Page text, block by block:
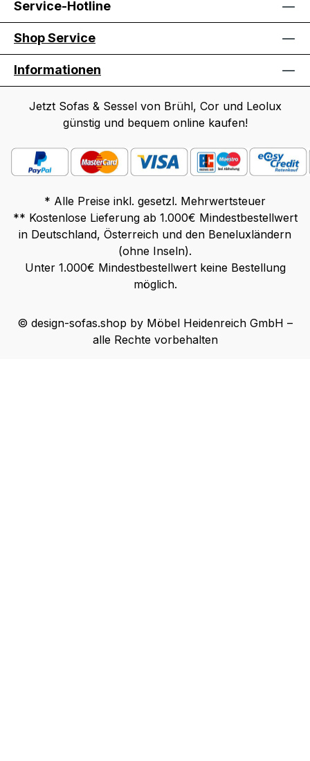
Service-Hotline
Shop Service
Informationen
Jetzt Sofas & Sessel von Brühl, Cor und Leolux
günstig und bequem online kaufen!
* Alle Preise inkl. gesetzl. Mehrwertsteuer
** Kostenlose Lieferung ab 1.000€ Mindestbestellwert
in Deutschland, Österreich und den Beneluxländern
(ohne Inseln).
Unter 1.000€ Mindestbestellwert keine Bestellung
möglich.
© design-sofas.shop by Möbel Heidenreich GmbH –
alle Rechte vorbehalten